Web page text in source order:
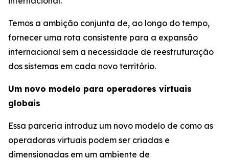
Temos a ambição conjunta de, ao longo do tempo,
fornecer uma rota consistente para a expansão
internacional sem a necessidade de reestruturação
dos sistemas em cada novo território.
Um novo modelo para operadores virtuais
globais
Essa parceria introduz um novo modelo de como as
operadoras virtuais podem ser criadas e
dimensionadas em um ambiente de